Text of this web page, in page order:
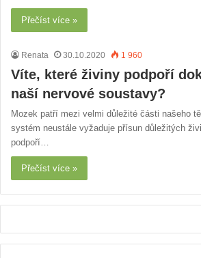
Přečíst více »
Renata 30.10.2020 1 960
Víte, které živiny podpoří
naší nervové soustavy?
Mozek patří mezi velmi důležité části našeho
systém neustále vyžaduje přísun důležitých
podpoří…
Přečíst více »